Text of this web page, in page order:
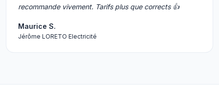
recommande vivement. Tarifs plus que corrects 👍
Maurice S.
Jérôme LORETO Electricité